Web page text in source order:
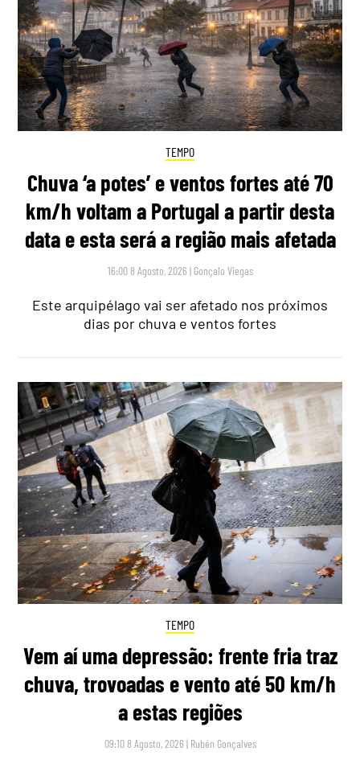
TEMPO
Chuva ‘a potes’ e ventos fortes até 70
km/h voltam a Portugal a partir desta
data e esta será a região mais afetada
16:00 8 Agosto, 2026 | Gonçalo Viegas
Este arquipélago vai ser afetado nos próximos
dias por chuva e ventos fortes
TEMPO
Vem aí uma depressão: frente fria traz
chuva, trovoadas e vento até 50 km/h
a estas regiões
09:10 8 Agosto, 2026 | Rubén Gonçalves